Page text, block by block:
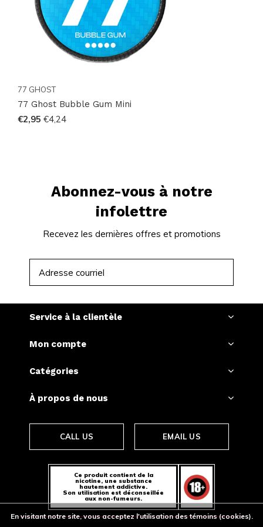
77 GHOST
77 Ghost Bubble Gum Mini
€2,95 €4,24
Abonnez-vous à notre
infolettre
Recevez les dernières offres et promotions
Service à la clientèle
Mon compte
Catégories
À propos de nous
CALL US EMAIL US
Ce produit contient de la
nicotine, une substance
hautement addictive.
Son utilisation est déconseillée
aux non-fumeurs.
En visitant notre site, vous acceptez l'utilisation des témoins (cookies).